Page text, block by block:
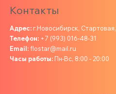
Контакты
Адрес: г.Новосибирск,
Телефон: +7 (993) 016-48-31
Email:flostar@mail.ru
Часы работы: Пн-Вс, 8:00 - 20:00